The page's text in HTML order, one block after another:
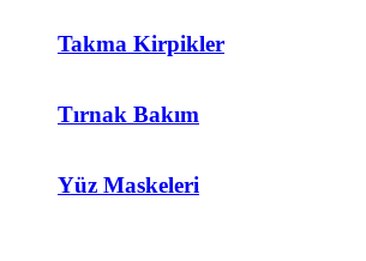
Takma Kirpikler
Tırnak Bakım
Yüz Maskeleri